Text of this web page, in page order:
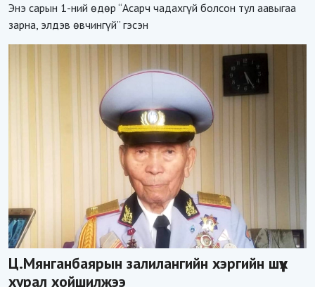
Энэ сарын 1-ний өдөр “Асарч чадахгүй болсон тул аавыгаа
зарна, элдэв өвчингүй” гэсэн
Ц.Мянганбаярын залилангийн хэргийн шүүх
хурал хойшилжээ